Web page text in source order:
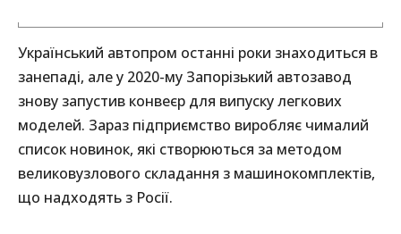
Український автопром останні роки знаходиться в
занепаді, але у 2020-му Запорізький автозавод
знову запустив конвеєр для випуску легкових
моделей. Зараз підприємство виробляє чималий
список новинок, які створюються за методом
великовузлового складання з машинокомплектів,
що надходять з Росії.